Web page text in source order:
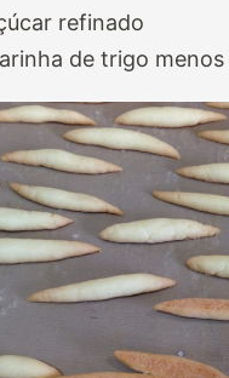
refinado
de trigo menos